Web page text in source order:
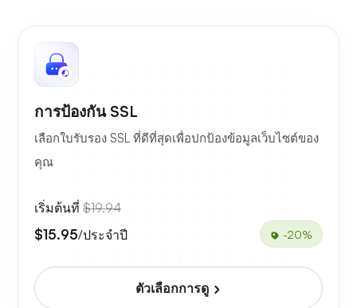
การป้องกัน SSL
เลือกใบรับรอง SSL ที่ดีที่สุดเพื่อปกป้องข้อมูลเว็บไซต์ของ
คุณ
เริ่มต้นที่ $19.94
$15.95/ประจำปี -20%
ตัวเลือกการดู